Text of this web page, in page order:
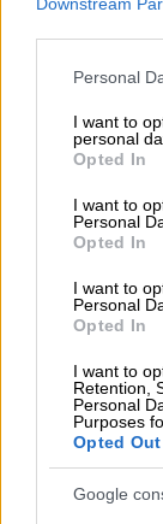
Please note
not limited to
grant or deny
use your data
consent section.
Personal
I want to
personal
Opted In
I want to
Personal
Opted In
I want to
Personal
Opted In
I want to
Retention,
Personal
Purposes
Opted Out
Google
Εξάλλου, ο
Φαρμάκων
άρχισε την
εμβολίου
παιδιά
ετών, την
ακόμη δεν
"Μόλις
αιτήματος
μηνών έως
για αυτή τη
κατά τη
Μάρκο